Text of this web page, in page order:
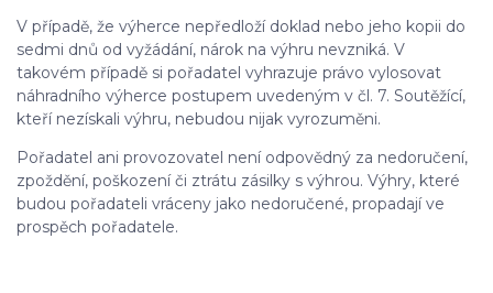
V případě, že výherce nepředloží doklad nebo jeho kopii do
sedmi dnů od vyžádání, nárok na výhru nevzniká. V
takovém případě si pořadatel vyhrazuje právo vylosovat
náhradního výherce postupem uvedeným v čl. 7. Soutěžící,
kteří nezískali výhru, nebudou nijak vyrozuměni.
Pořadatel ani provozovatel není odpovědný za nedoručení,
zpoždění, poškození či ztrátu zásilky s výhrou. Výhry, které
budou pořadateli vráceny jako nedoručené, propadají ve
prospěch pořadatele.